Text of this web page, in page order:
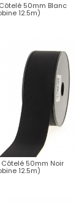
50mm Blanc
12.5m)
50mm Noir
12.5m)